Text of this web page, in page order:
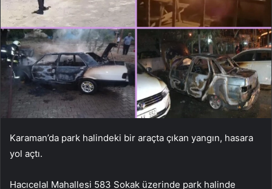
Karaman’da park halindeki bir araçta çıkan yangın, hasara
yol açtı.
Hacıcelal Mahallesi 583 Sokak üzerinde park halinde